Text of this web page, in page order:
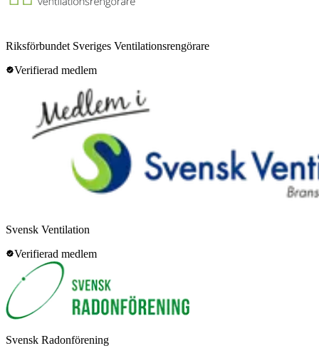
Riksförbundet Sveriges Ventilationsrengörare
Verifierad medlem
Svensk Ventilation
Verifierad medlem
Svensk Radonförening